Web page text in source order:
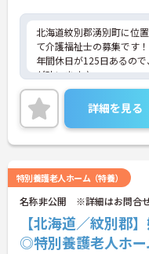
北海道紋別郡湧別町に位
て介護福祉士の募集です！
年間休日が125日あるの
が叶います♪
また、残業は月5時間程
ます◎
ご興味のある方には、面
に詳細をお話しいたしま
さい！
詳細を見る
特別養護老人ホーム（特養）
名称非公開 ※詳細はお問合
【北海道／紋別郡
◎特別養護老人ホ